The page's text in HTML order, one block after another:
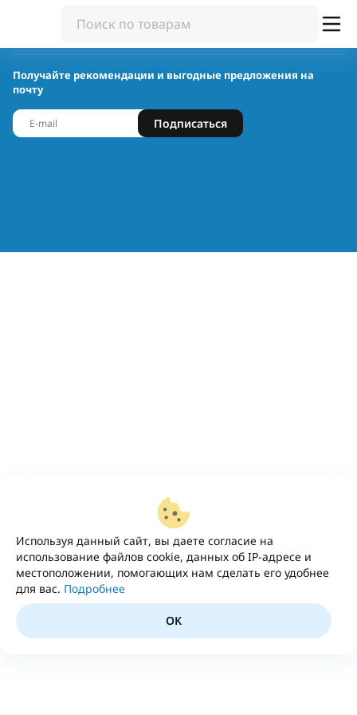
Используя данный сайт, вы даете согласие на
использование файлов cookie, данных об IP-адресе и
местоположении, помогающих нам сделать его удобнее
для вас. Подробнее
OK
Получайте рекомендации и выгодные предложения на
почту
Подписаться